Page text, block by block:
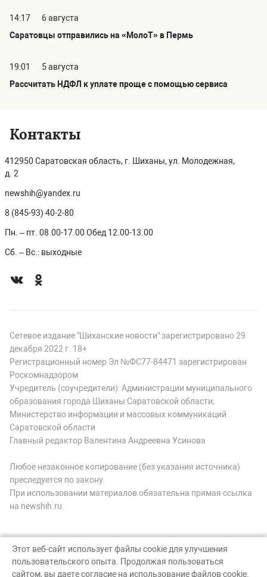
14:17
6 августа
Саратовцы отправились на «МолоТ» в Пермь
19:01
5 августа
Рассчитать НДФЛ к уплате проще с помощью сервиса
Контакты
412950 Саратовская область, г. Шиханы, ул. Молодежная,
д. 2
newshih@yandex.ru
8 (845-93) 40-2-80
Пн. – пт. 08.00-17.00 Обед 12.00-13.00
Сб. – Вс.: выходные
Сетевое издание "Шиханские новости" зарегистрировано 29
декабря 2022 г. 18+
Регистрационный номер Эл №ФС77-84471 зарегистрирован
Роскомнадзором
Учредитель (соучредители): Администрации муниципального
образования города Шиханы Саратовской области;
Министерство информации и массовых коммуникаций
Саратовской области
Главный редактор Валентина Андреевна Усинова
Любое незаконное копирование (без указания источника)
преследуется по закону.
При использовании материалов обязательна прямая ссылка
на newshih.ru.
© Шиханские новости, 2026
Этот веб-сайт использует файлы cookie для улучшения
пользовательского опыта. Продолжая пользоваться
сайтом, вы даете согласие на использование файлов cookie.